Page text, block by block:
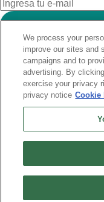
Este sitio está
privacidad y Se aplican
¡Muchas gracias!Ya
Recibe gratis
y Se aplican
Ya
We process your
improve our sites and
campaigns and to
advertising. By
exercise your privacy
privacy notice Cookie